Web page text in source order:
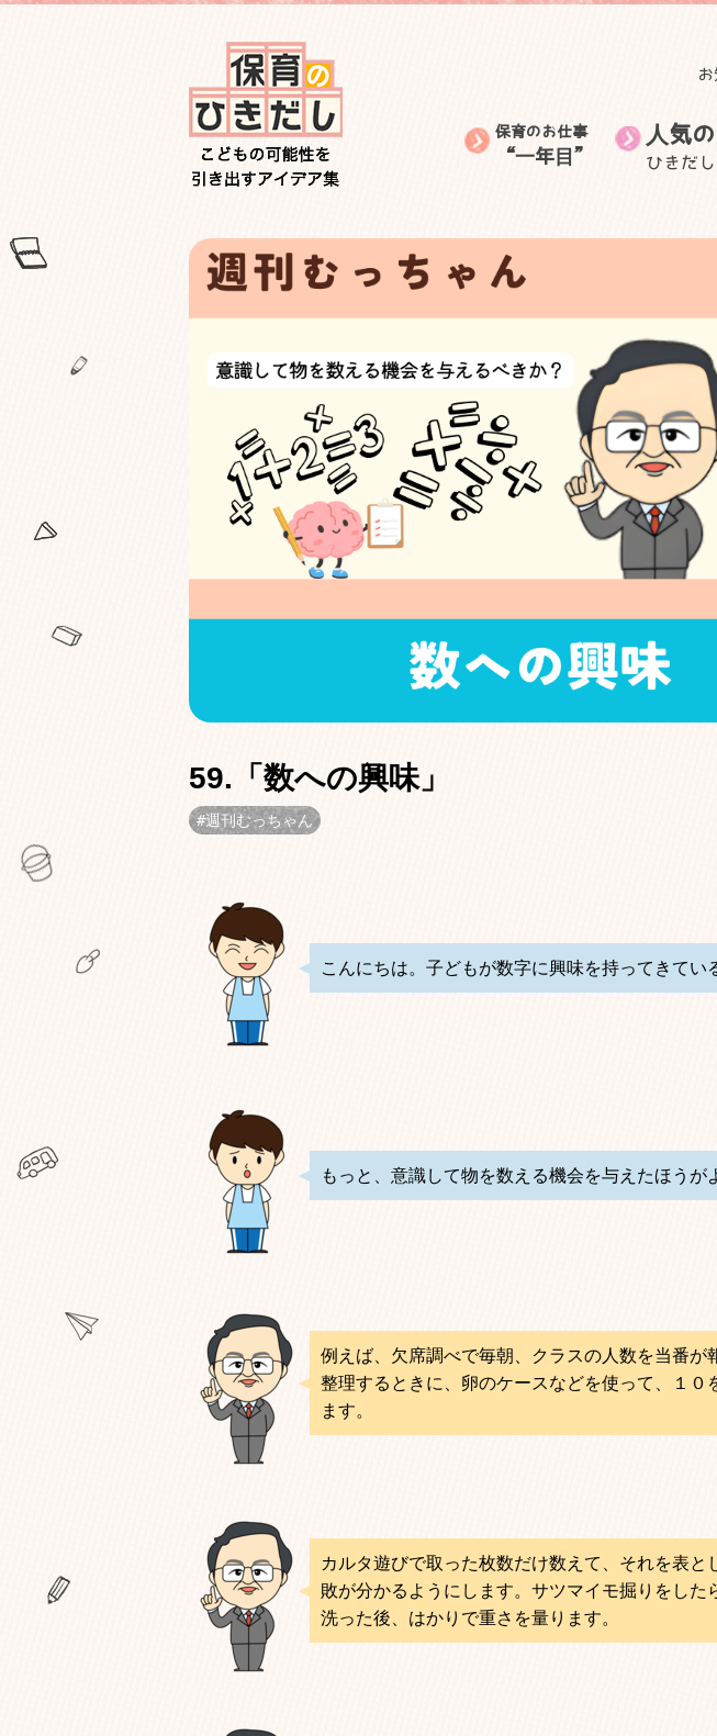
保育のお仕事
“一年目”
人気の
ひきだし
ごっこ遊び
ぶ
外遊び
手作りおもちゃ
むっちゃん先生と学ぼ
う
ス
59.「数への興味」
週刊むっちゃん
こんにちは。子どもが数字に興味を持ってきてい
もっと、意識して物を数える機会を与えたほうが
例えば、欠席調べで毎朝、クラスの人数を当番が
整理するときに、卵のケースなどを使って、１０
ます。
カルタ遊びで取った枚数だけ数えて、それを表と
敗が分かるようにします。サツマイモ掘りをした
洗った後、はかりで重さを量ります。